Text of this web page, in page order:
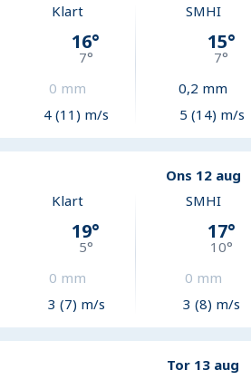
Klart
16°
7°
0 mm
4 (11) m/s
SMHI
15°
7°
0,2 mm
5 (14) m/s
Ons 12 aug
Klart
19°
5°
0 mm
3 (7) m/s
SMHI
17°
10°
0 mm
3 (8) m/s
Tor 13 aug